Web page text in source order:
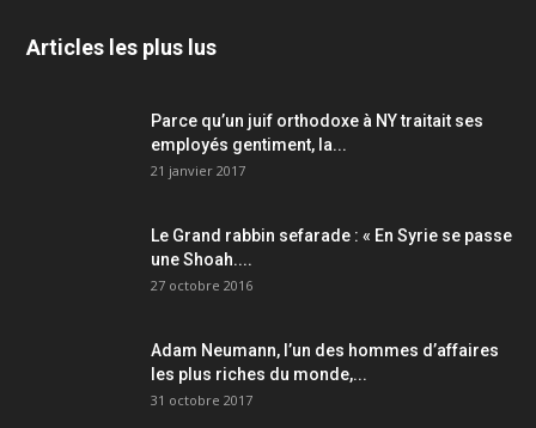
Articles les plus lus
Parce qu’un juif orthodoxe à NY traitait ses
employés gentiment, la...
21 janvier 2017
Le Grand rabbin sefarade : « En Syrie se passe
une Shoah....
27 octobre 2016
Adam Neumann, l’un des hommes d’affaires
les plus riches du monde,...
31 octobre 2017